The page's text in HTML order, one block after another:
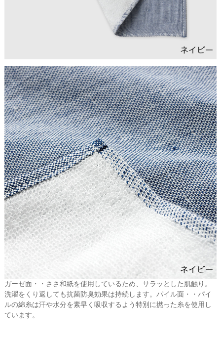
ガーゼ面・・ささ和紙を使用しているため、サラッとした肌触り。
洗濯をくり返しても抗菌防臭効果は持続します。パイル面・・パイ
ルの綿糸は汗や水分を素早く吸収するよう特別に撚った糸を使用し
ています。